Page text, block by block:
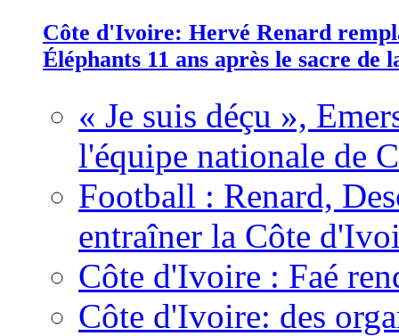
Côte d'Ivoire: Hervé Renard
Éléphants 11 ans après le sacre de
« Je suis déçu »,
l'équipe nationale de
Football : Renard,
entraîner la Côte
Côte d'Ivoire : Faé
Côte d'Ivoire: des